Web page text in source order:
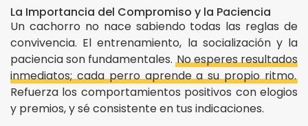
La Importancia del Compromiso y la Paciencia
Un cachorro no nace sabiendo todas las reglas de
convivencia. El entrenamiento, la socialización y la
paciencia son fundamentales.No esperes resultados
inmediatos; cada perro aprende a su propio ritmo.
Refuerza los comportamientos positivos con elogios
y premios, y sé consistente en tus indicaciones.